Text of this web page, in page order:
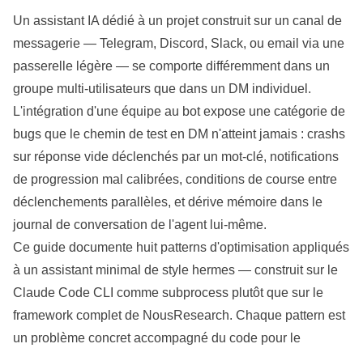
Un assistant IA dédié à un projetconstruit sur un canal de
messagerie — Telegram, Discord, Slack, ou email via une
passerelle légère — se comporte différemment dans un
groupe multi-utilisateurs que dans un DM individuel.
L'intégration d'une équipe au botexpose une catégorie de
bugs que le chemin de test en DM n'atteint jamais : crashs
sur réponse vide déclenchés par un mot-clé, notifications
de progression mal calibrées, conditions de course entre
déclenchements parallèles, et dérive mémoire dans le
journal de conversation de l'agent lui-même.
Ce guide documente huit patterns d'optimisation appliqués
à un assistant minimal de style hermes — construit sur le
Claude Code CLI comme subprocess plutôt que sur le
framework complet de NousResearch. Chaque pattern est
un problème concret accompagné du code pour le